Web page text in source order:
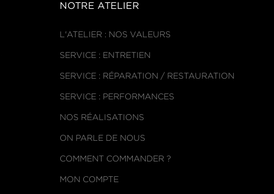
NOTRE ATELIER
L'ATELIER : NOS VALEURS
SERVICE : ENTRETIEN
SERVICE : RÉPARATION / RESTAURATION
SERVICE : PERFORMANCES
NOS RÉALISATIONS
ON PARLE DE NOUS
COMMENT COMMANDER ?
MON COMPTE